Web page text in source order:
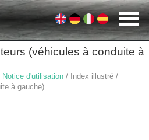
(véhicules à conduite à
Notice d'utilisation / Index illustré /
à gauche)